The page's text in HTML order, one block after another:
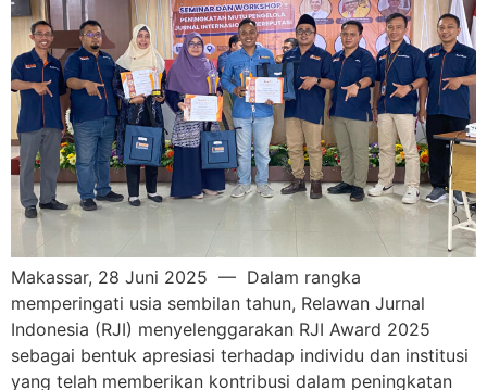
Makassar, 28 Juni 2025 — Dalam rangka
memperingati usia sembilan tahun, Relawan Jurnal
Indonesia (RJI) menyelenggarakan RJI Award 2025
sebagai bentuk apresiasi terhadap individu dan institusi
yang telah memberikan kontribusi dalam peningkatan